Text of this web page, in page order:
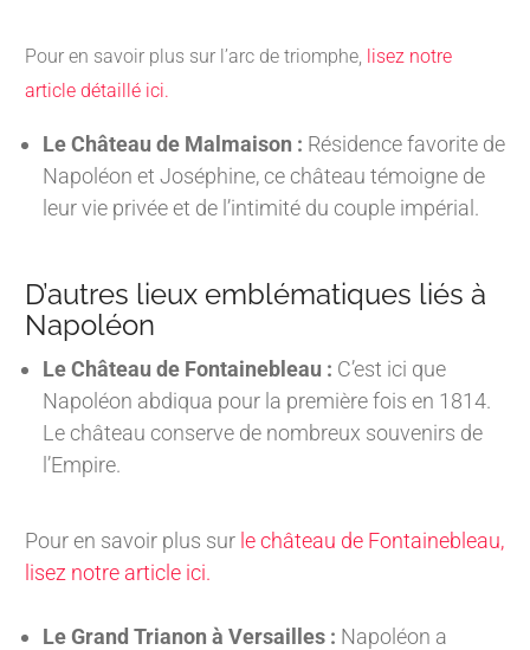
Pour en savoir plus sur l’arc de triomphe, lisez notre
article détaillé ici.
Le Château de Malmaison : Résidence favorite de
Napoléon et Joséphine, ce château témoigne de
leur vie privée et de l’intimité du couple impérial.
D’autres lieux emblématiques liés à
Napoléon
Le Château de Fontainebleau : C’est ici que
Napoléon abdiqua pour la première fois en 1814.
Le château conserve de nombreux souvenirs de
l’Empire.
Pour en savoir plus sur le château de Fontainebleau,
lisez notre article ici.
Le Grand Trianon à Versailles : Napoléon a